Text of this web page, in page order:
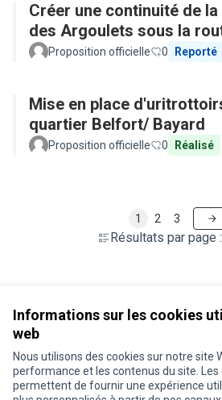
Informations sur les cookies
web
Nous utilisons des cookies sur notre site
performance et les contenus du site. Les
permettent de fournir une expérience
Créer une continuité de
des Argoulets sous la
Proposition officielle 0 Reporté
Mise en place
quartier Belfort/ Bayard
Proposition officielle 0 Réalisé
Résultats par page :
1 2 3
Conditions d'utilisation
Paramètres des cookies
Je participe ! sur X
Je participe ! sur Facebook
Je participe ! sur Instagram